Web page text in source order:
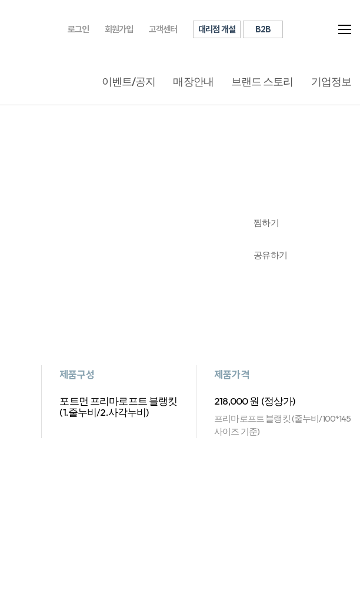
로그인 회원가입 고객센터 대리점 개설 B2B
이벤트/공지 매장안내 브랜드 스토리 기업정보
찜하기
공유하기
제품구성
포트먼 프리마로프트 블랭킷
(1.줄누비/2.사각누비)
제품가격
218,000 원 (정상가)
프리마로프트 블랭킷 (줄누비/100*145
사이즈 기준)